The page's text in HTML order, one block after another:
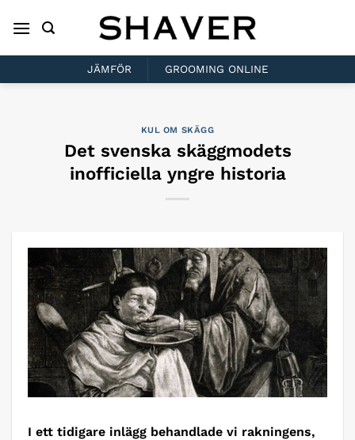
JÄMFÖR GROOMING ONLINE
KUL OM SKÄGG
Det svenska skäggmodets
inofficiella yngre historia
I ett tidigare inlägg behandlade vi rakningens,